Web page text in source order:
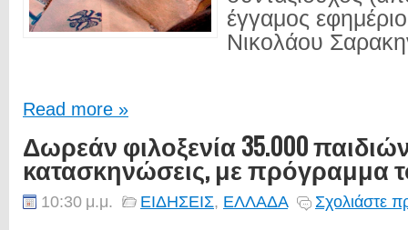
έγγαμος
Νικολάου
Read more »
Δωρεάν φιλοξενία 35.000
κατασκηνώσεις, με πρόγραμμα
10:30 μ.μ. ΕΙΔΗΣΕΙΣ, ΕΛΛΑΔΑ Σχολιάστε